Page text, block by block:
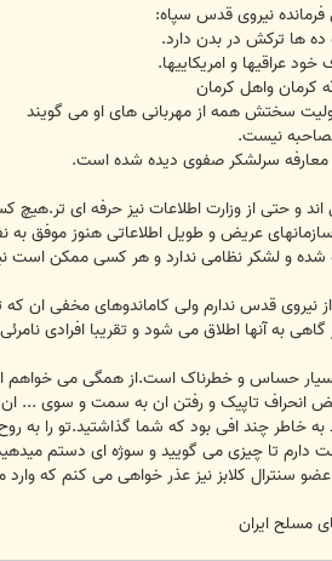
نیروی قدس سپاه:
ده ها ترکش در بدن دارد.
عراقیها و امریکاییها.
سختش همه از مهربانی های او می گویند
نیست.
و حتی از وزارت اطلاعات نیز حرفه ای تر.هیچ
سازمانهای عریض و طویل اطلاعاتی هنوز موفق
شده و لشکر نظامی ندارد و هر کسی ممکن است
نیروی قدس ندارم ولی کاماندوهای مخفی ان که
گاهی به آنها اطلاق می شود و تقریبا افرادی
حساس و خطرناک است.از همگی می خواهم
انحراف تاپیک و رفتن ان به سمت و سوی ... ان
خاطر چند افی بود که شما گذاشتید.تو را به
تا چیزی می گویید و سوژه ای دستم
عضو سنترال کلابز نیز عذر خواهی می کنم که
مسلح ایران